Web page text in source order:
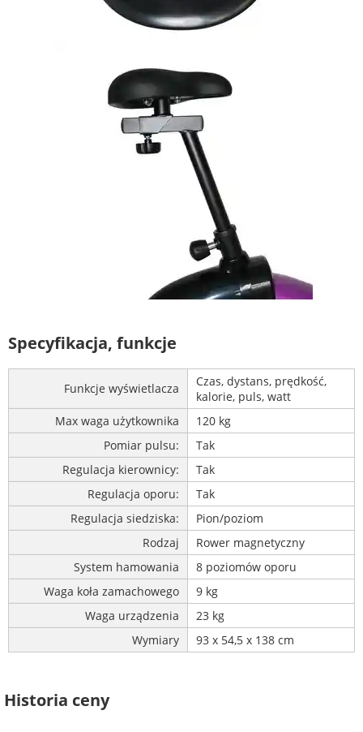
Specyfikacja, funkcje
Funkcje wyświetlacza
Czas, dystans, prędkość,
kalorie, puls, watt
Max waga użytkownika
120 kg
Pomiar pulsu:
Tak
Regulacja kierownicy:
Tak
Regulacja oporu:
Tak
Regulacja siedziska:
Pion/poziom
Rodzaj
Rower magnetyczny
System hamowania
8 poziomów oporu
Waga koła zamachowego
9 kg
Waga urządzenia
23 kg
Wymiary
93 x 54,5 x 138 cm
Historia ceny